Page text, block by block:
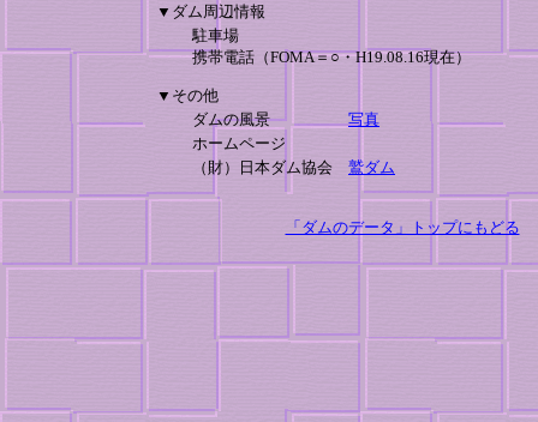
写真
ホームページ
ダムの風景
▼その他
「ダムのデータ」トップにもどる
駐車場
携帯電話（FOMA＝○・H19.08.16現在）
▼ダム周辺情報
鷲ダム
（財）日本ダム協会